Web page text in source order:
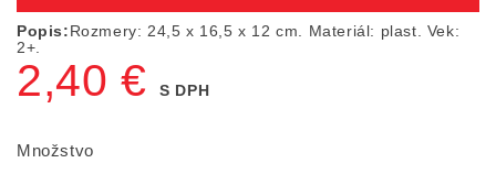
Popis:Rozmery: 24,5 x 16,5 x 12 cm. Materiál: plast. Vek:
2+.
2,40 € S DPH
Množstvo